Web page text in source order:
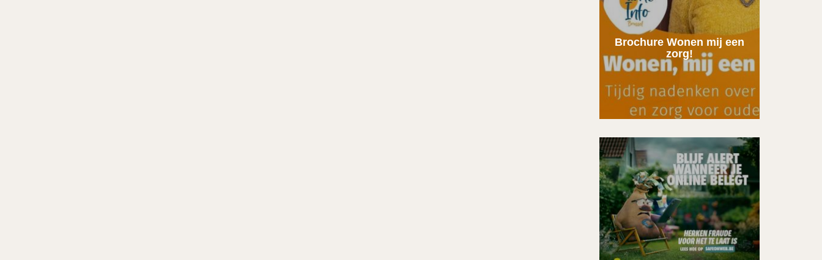
Brochure Wonen mij een
zorg!